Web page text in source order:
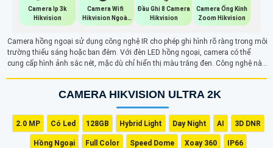
Camera Ip 3k
Hikvision
Camera Wifi
Hikvision Ngoài
Trời 360
Đầu Ghi 8 Camera
Hikvision
Camera Ống Kính
Zoom Hikvision
Camera hồng ngoại sử dụng công nghệ IR cho phép ghi hình rõ ràng trong môi
trường thiếu sáng hoặc ban đêm. Với đèn LED hồng ngoại, camera có thể
cung cấp hình ảnh sắc nét, mặc dù chỉ hiển thị màu trắng đen. Công nghệ này
CAMERA HIKVISION ULTRA 2K
2.0 MP Có Led 128GB Hybrid Light Day Night AI 3D DNR
Hồng Ngoại Full Color Speed Dome Xoay 360 IP66